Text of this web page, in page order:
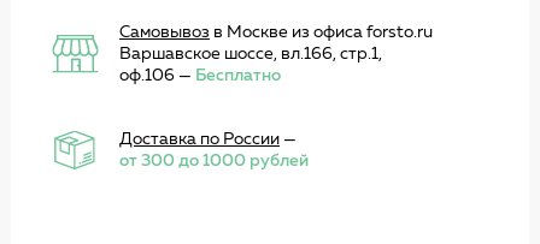
Самовывоз в Москве из офиса forsto.ru
Варшавское шоссе, вл.166, стр.1,
оф.106 — Бесплатно
Доставка по России—
от 300 до 1000 рублей